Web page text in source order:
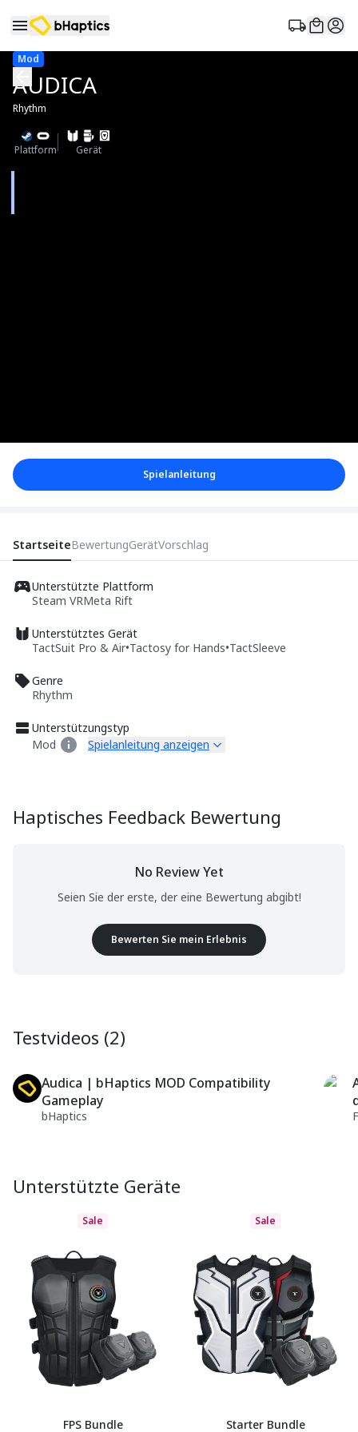
Mod
AUDICA
Rhythm
Plattform Gerät
Spielanleitung
StartseiteBewertungGerätVorschlag
Unterstützte Plattform
Steam VRMeta Rift
Unterstütztes Gerät
TactSuit Pro & Air•Tactosy for Hands•TactSleeve
Genre
Rhythm
Unterstützungstyp
Mod
Spielanleitung anzeigen
Haptisches Feedback Bewertung
No Review Yet
Seien Sie der erste, der eine Bewertung abgibt!
Bewerten Sie mein Erlebnis
Testvideos (2)
Audica | bHaptics MOD Compatibility
Gameplay
bHaptics
Unterstützte Geräte
Sale
FPS Bundle
Sale
Starter Bundle